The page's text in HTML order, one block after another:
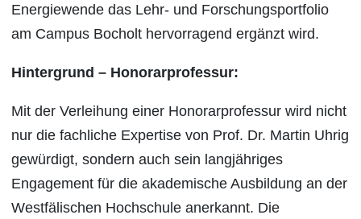
Energiewende das Lehr- und Forschungsportfolio
am Campus Bocholt hervorragend ergänzt wird.
Hintergrund – Honorarprofessur:
Mit der Verleihung einer Honorarprofessur wird nicht
nur die fachliche Expertise von Prof. Dr. Martin Uhrig
gewürdigt, sondern auch sein langjähriges
Engagement für die akademische Ausbildung an der
Westfälischen Hochschule anerkannt. Die